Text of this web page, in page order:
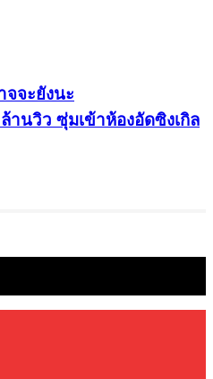
จะยังนะ
านวิว ซุ่มเข้าห้องอัดซิงเกิล